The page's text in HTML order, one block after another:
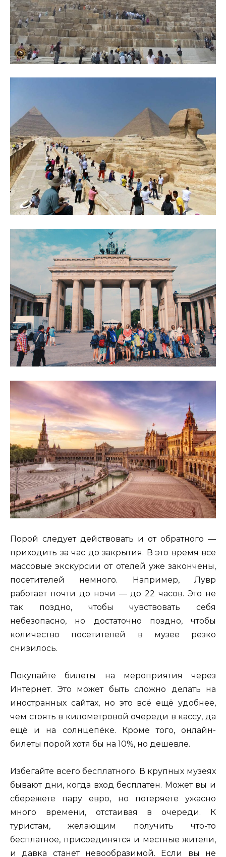
Порой следует действовать и от обратного —
приходить за час до закрытия. В это время все
массовые экскурсии от отелей уже закончены,
посетителей немного. Например, Лувр
работает почти до ночи — до 22 часов. Это не
так поздно, чтобы чувствовать себя
небезопасно, но достаточно поздно, чтобы
количество посетителей в музее резко
снизилось.
Покупайте билеты на мероприятия через
Интернет. Это может быть сложно делать на
иностранных сайтах, но это всё ещё удобнее,
чем стоять в километровой очереди в кассу, да
ещё и на солнцепёке. Кроме того, онлайн-
билеты порой хотя бы на 10%, но дешевле.
Избегайте всего бесплатного. В крупных музеях
бывают дни, когда вход бесплатен. Может вы и
сбережете пару евро, но потеряете ужасно
много времени, отстаивая в очереди. К
туристам, желающим получить что-то
бесплатное, присоединятся и местные жители,
и давка станет невообразимой. Если вы не